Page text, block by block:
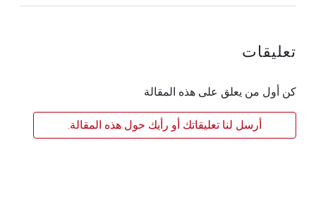
تعليقات
كن أول من يعلق على هذه المقالة
أرسل لنا تعليقاتك أو رأيك حول هذه المقالة.